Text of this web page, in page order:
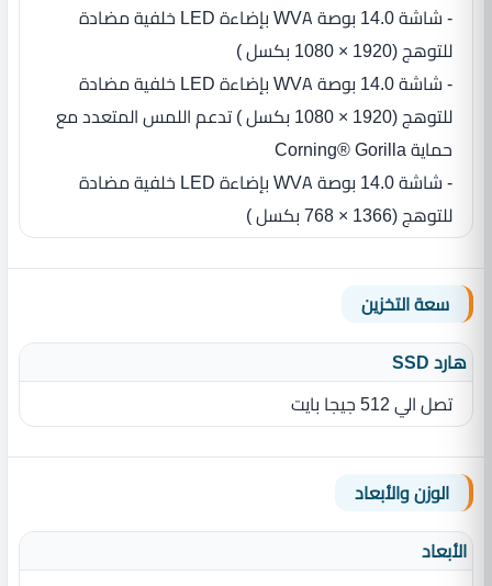
- شاشة 14.0 بوصة WVA بإضاءة LED‏ خلفية مضادة
للتوهج (1920‏ ‏×‏ 1080 بكسل ‏)
- شاشة 14.0 بوصة WVA بإضاءة LED‏ خلفية مضادة
للتوهج (1920‏ ‏×‏ 1080 بكسل ‏) تدعم اللمس المتعدد مع
حماية Corning® Gorilla
- شاشة 14.0 بوصة WVA بإضاءة LED‏ خلفية مضادة
للتوهج (1366 × 768 بكسل ‏)
سعة التخزين
هارد SSD
تصل الي 512 جيجا بايت
الوزن والأبعاد
الأبعاد